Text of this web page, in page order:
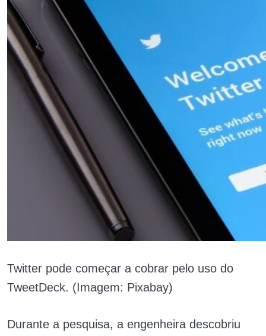
Twitter pode começar a cobrar pelo uso do
TweetDeck. (Imagem: Pixabay)
Durante a pesquisa, a engenheira descobriu